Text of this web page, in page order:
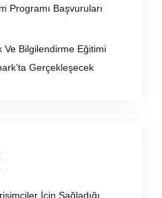
Programı Başvuruları
Ve Bilgilendirme Eğitimi
Gerçekleşecek
İçin Sağladığı